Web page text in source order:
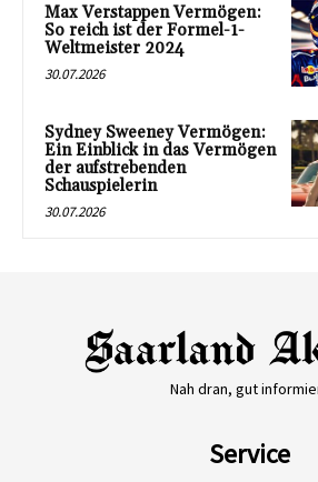
Max Verstappen Vermögen:
So reich ist der Formel-1-
Weltmeister 2024
30.07.2026
Sydney Sweeney Vermögen:
Ein Einblick in das Vermögen
der aufstrebenden
Schauspielerin
30.07.2026
Nah dran, gut
Service